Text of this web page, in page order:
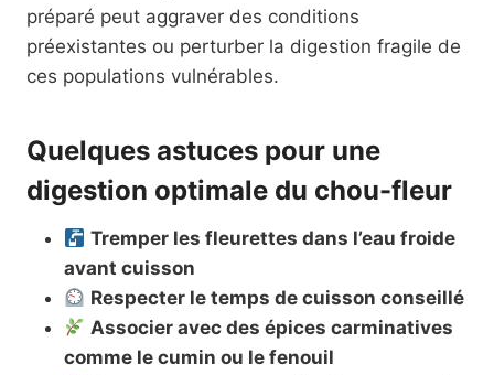
préparé peut aggraver des conditions
préexistantes ou perturber la digestion fragile de
ces populations vulnérables.
Quelques astuces pour une
digestion optimale du chou-fleur
Tremper les fleurettes dans l’eau froide
avant cuisson
Respecter le temps de cuisson conseillé
Associer avec des épices carminatives
comme le cumin ou le fenouil